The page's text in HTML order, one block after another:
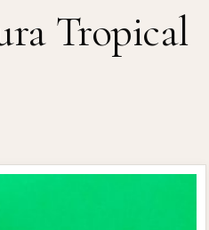
Tropical